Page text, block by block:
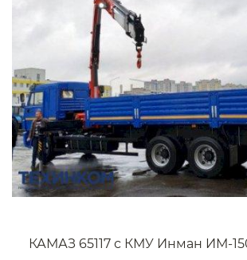
КАМАЗ 65117 с КМУ Инман ИМ-